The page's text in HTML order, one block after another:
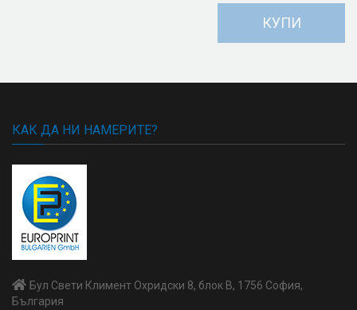
КУПИ
КАК ДА НИ НАМЕРИТЕ?
Бул Свети Климент Охридски 8, блок В, 1756 София,
България